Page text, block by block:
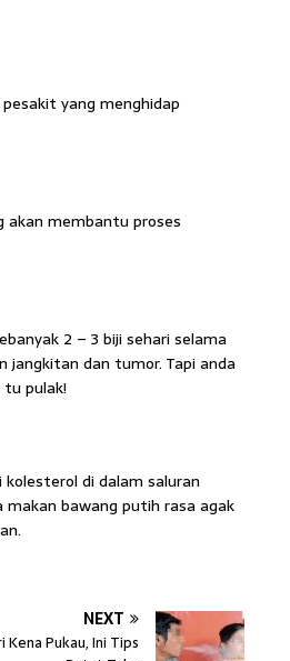
yang menghidap
akan membantu proses
2 – 3 biji sehari selama
dan tumor. Tapi anda
pulak!
di dalam saluran
bawang putih rasa agak
NEXT
Kena Pukau, Ini Tips